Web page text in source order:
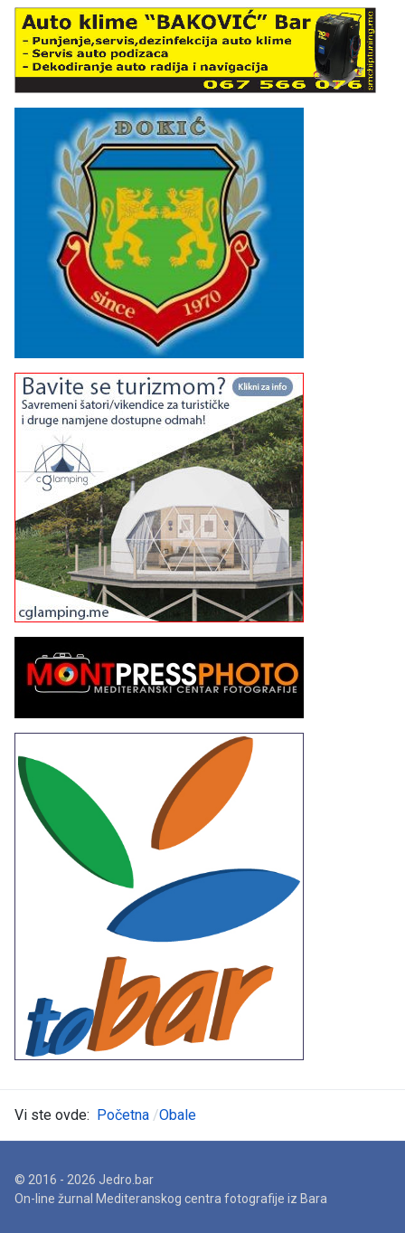
Vi ste ovde: Početna Obale
© 2016 - 2026 Jedro.bar
On-line žurnal Mediteranskog centra fotografije iz Bara